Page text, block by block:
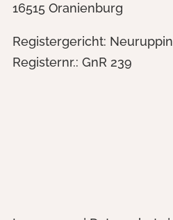
16515 Oranienburg
Registergericht: Neuruppin
Registernr.: GnR 239